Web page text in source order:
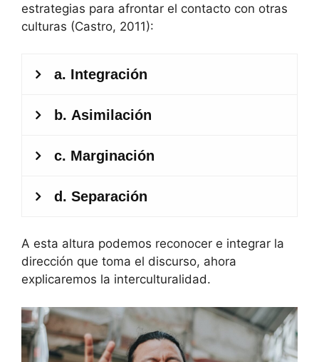
estrategias para afrontar el contacto con otras
culturas (Castro, 2011):
A esta altura podemos reconocer e integrar la
dirección que toma el discurso, ahora
explicaremos la interculturalidad.